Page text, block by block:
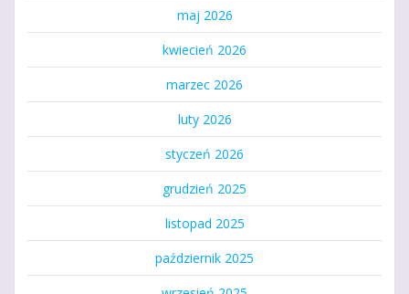
maj 2026
kwiecień 2026
marzec 2026
luty 2026
styczeń 2026
grudzień 2025
listopad 2025
październik 2025